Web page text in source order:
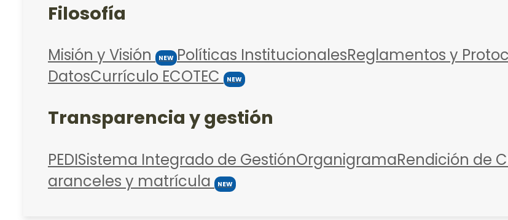
Filosofía
Misión y Visión NEW Políticas InstitucionalesReglamentos y
DatosCurrículo ECOTEC NEW
Transparencia y gestión
PEDISistema Integrado de GestiónOrganigramaRendición de
aranceles y matrícula
NEW